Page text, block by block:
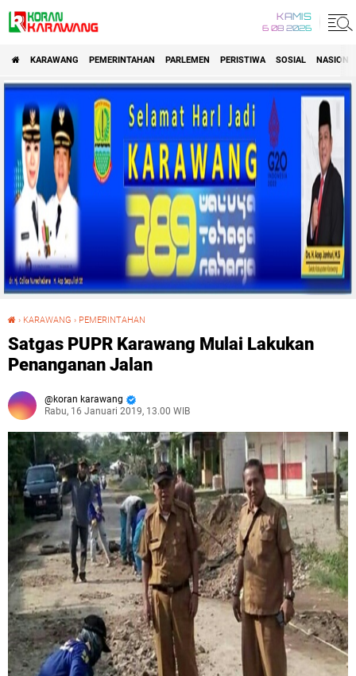
KAMIS
6 08 2026
KARAWANG PEMERINTAHAN PARLEMEN PERISTIWA SOSIAL
› KARAWANG › PEMERINTAHAN
Satgas PUPR Karawang Mulai Lakukan
Penanganan Jalan
koran karawang
Rabu, 16 Januari 2019, 13.00 WIB